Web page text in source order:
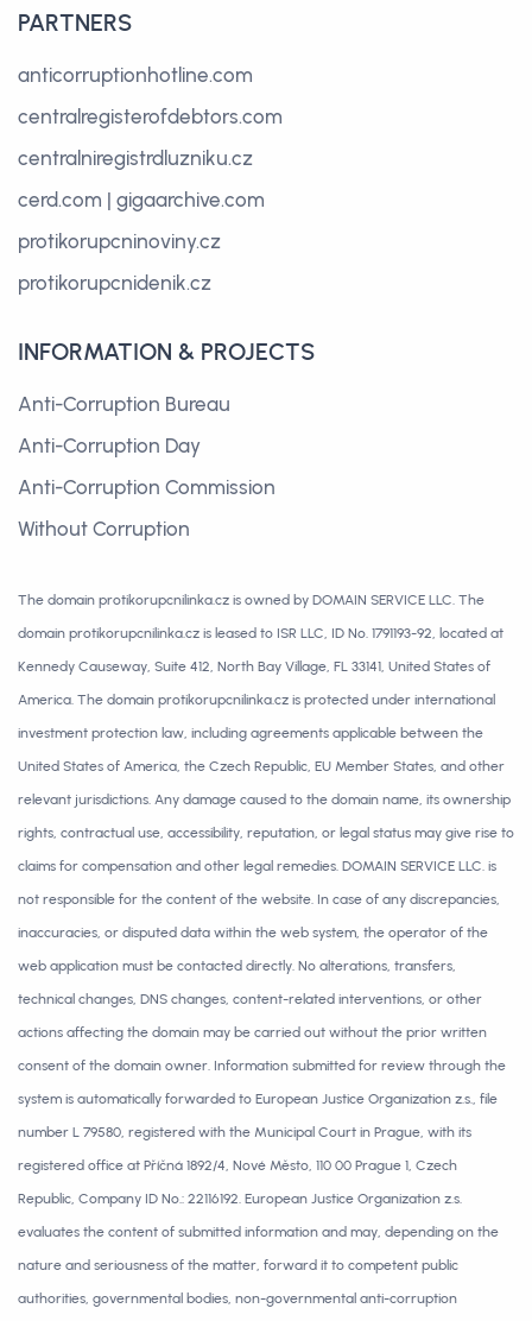
PARTNERS
anticorruptionhotline.com
centralregisterofdebtors.com
centralniregistrdluzniku.cz
cerd.com | gigaarchive.com
protikorupcninoviny.cz
protikorupcnidenik.cz
INFORMATION & PROJECTS
Anti-Corruption Bureau
Anti-Corruption Day
Anti-Corruption Commission
Without Corruption
The domain protikorupcnilinka.cz is owned by DOMAIN SERVICE LLC. The
domain protikorupcnilinka.cz is leased to ISR LLC, ID No. 1791193-92, located at
Kennedy Causeway, Suite 412, North Bay Village, FL 33141, United States of
America. The domain protikorupcnilinka.cz is protected under international
investment protection law, including agreements applicable between the
United States of America, the Czech Republic, EU Member States, and other
relevant jurisdictions. Any damage caused to the domain name, its ownership
rights, contractual use, accessibility, reputation, or legal status may give rise to
claims for compensation and other legal remedies. DOMAIN SERVICE LLC. is
not responsible for the content of the website. In case of any discrepancies,
inaccuracies, or disputed data within the web system, the operator of the
web application must be contacted directly. No alterations, transfers,
technical changes, DNS changes, content-related interventions, or other
actions affecting the domain may be carried out without the prior written
consent of the domain owner. Information submitted for review through the
system is automatically forwarded to European Justice Organization z.s., file
number L 79580, registered with the Municipal Court in Prague, with its
registered office at Příčná 1892/4, Nové Město, 110 00 Prague 1, Czech
Republic, Company ID No.: 22116192. European Justice Organization z.s.
evaluates the content of submitted information and may, depending on the
nature and seriousness of the matter, forward it to competent public
authorities, governmental bodies, non-governmental anti-corruption